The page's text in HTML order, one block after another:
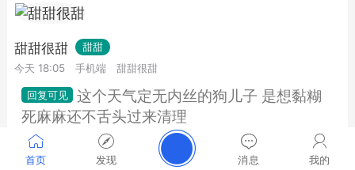
首页 发现 消息 我的
甜甜很甜
甜甜
今天 18:05
手机端 甜甜很甜
这个天气定无内丝的狗儿子 是想黏糊
死麻麻还不舌头过来清理
推荐默往加我 墨往号ywdulala912 扣扣号
1527789981 下单赠送穿着视频收集验证视频 轻